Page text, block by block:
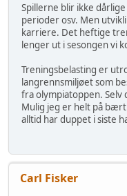
Spillerne blir ikke
perioder osv. Men
karriere. Det heftige
lenger ut i sesongen vi
Treningsbelasting er
langrennsmiljøet som
fra olympiatoppen. Selv
Mulig jeg er helt på
alltid har duppet i siste
Carl Fisker